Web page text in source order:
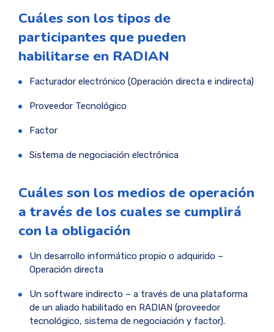
Cuáles son los tipos de
participantes que pueden
habilitarse en RADIAN
Facturador electrónico (Operación directa e indirecta)
Proveedor Tecnológico
Factor
Sistema de negociación electrónica
Cuáles son los medios de operación
a través de los cuales se cumplirá
con la obligación
Un desarrollo informático propio o adquirido –
Operación directa
Un software indirecto – a través de una plataforma
de un aliado habilitado en RADIAN (proveedor
tecnológico, sistema de negociación y factor).